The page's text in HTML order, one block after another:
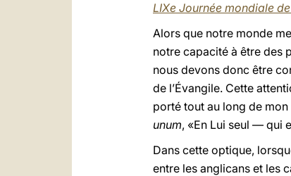
LIXe Journée mondiale
Alors que notre monde
notre capacité à être des
nous devons donc être
de l’Évangile. Cette
porté tout au long de
unum, «En Lui seul — qui
Dans cette optique,
entre les anglicans et les